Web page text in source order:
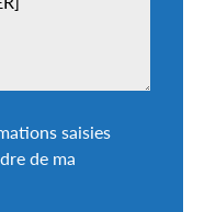
saisies
de ma